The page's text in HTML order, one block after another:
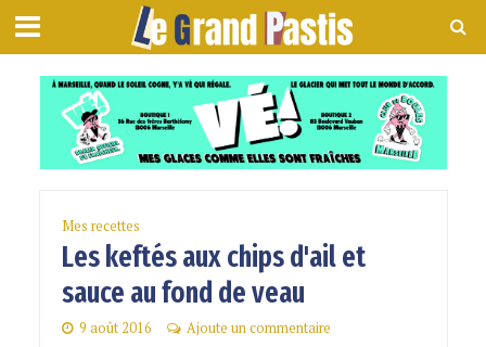
Mes recettes
Les keftés aux chips d'ail et
sauce au fond de veau
9 août 2016
Ajoute un commentaire